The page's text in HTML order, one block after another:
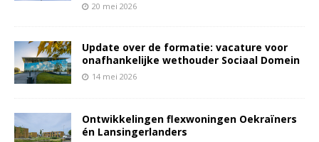
20 mei 2026
Update over de formatie: vacature voor
onafhankelijke wethouder Sociaal Domein
14 mei 2026
Ontwikkelingen flexwoningen Oekraïners
én Lansingerlanders